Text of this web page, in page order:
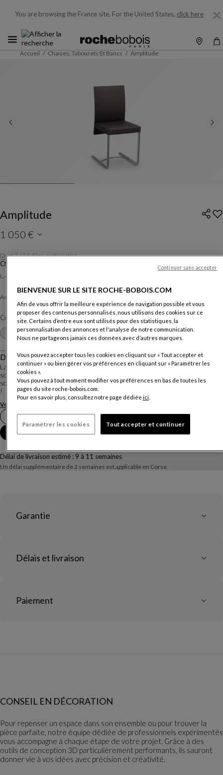
You are browsing the France site. For the United States, click here
Accueil Chaises, Tabourets Et Bancs Amplitude
Amplitude
1 050 €
Dont 2,63 € d'éco-participation
Prix TTC conseillé, hors livraison, valable en France métropolitaine, hors Corse.
Chaise
L. 41 X H. 93 X P. 41 Cm
Assise :
Coloris : Cacao
+34
Autres coloris
Description
La sobriété de la chaise Amplitude s'équilibre avec le confort qu'elle propose:
son dossier dispose d'un mécanisme relax à piston qui permet de jouer sur
son inclinaison. Une fonction originale et bienvenue pour les repas qui durent
!
Voir plus
Prendre rendez-vous en magasin
Ajouter au panier
Délai de livraison estimé : 9 à 11 semaines
Un délai supplémentaire de 2 semaines est applicable en Corse.
Garantie
Délais et livraison
Paiement
CONSEIL EN DÉCORATION
Pour repenser un espace dans son ensemble ou pour trouver la
pièce parfaite, notre équipe dédiée de professionnels expérimentés
vous accompagne à chaque étape de votre projet. Grâce à des
outils de conception 3D particulièrement performants, ils sauront
donner vie à vos idées avec précision et créativité.
BIENVENUE SUR LE SITE ROCHE-BOBOIS.COM
Afin de vous offrir la meilleure expérience de navigation possible et vous
proposer des contenus personnalisés, nous utilisons des cookies sur ce
site. Certains d’entre eux sont utilisés pour des statistiques, la
personnalisation des annonces et l'analyse de notre communication.
Nous ne partageons jamais ces données avec d’autres marques.
Vous pouvez accepter tous les cookies en cliquant sur « Tout accepter et
continuer » ou bien gérer vos préférences en cliquant sur « Paramétrer les
cookies ».
Vous pouvez à tout moment modifier vos préférences en bas de toutes les
pages du site roche-bobois.com.
Pour en savoir plus, consultez notre page dédiée ici.
Paramétrer les cookies Tout accepter et continuer
Continuer sans accepter